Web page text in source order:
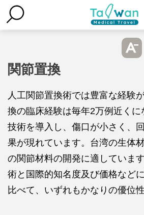
関節置換
人工関節置換術では豊富な経験
換の臨床経験は毎年2万例近くに
技術を導入し、傷口が小さく、
果が現れています。台湾の生体
の関節材料の開発に適していま
術と国際的知名度及び価格など
比べて、いずれもかなりの優位